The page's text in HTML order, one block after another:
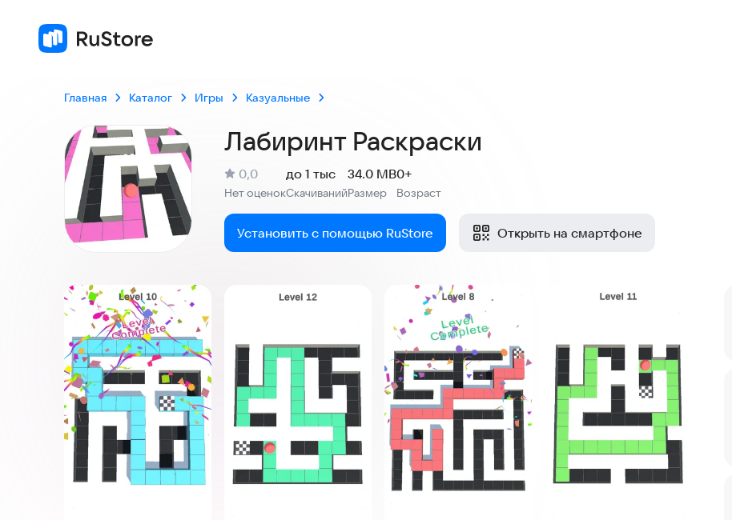
Главная Каталог Игры Казуальные
Лабиринт Раскраски
Рейтинг:
0,0
Нет оценокСкачиваний
до 1 тыс
Размер
34.0 MB
Возраст
0+
Установить с помощью RuStore Открыть на смартфоне
Скриншоты